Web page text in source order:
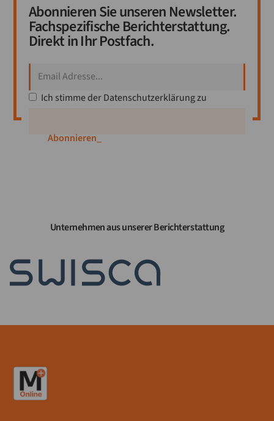
Abonnieren Sie unseren Newsletter.
Fachspezifische Berichterstattung.
Direkt in Ihr Postfach.
Ich stimme derDatenschutzerklärungzu
A_
Unternehmen aus unserer Berichterstattung